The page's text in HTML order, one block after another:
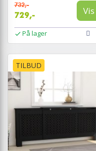
732,-
729,- Vis
På lager
TILBUD